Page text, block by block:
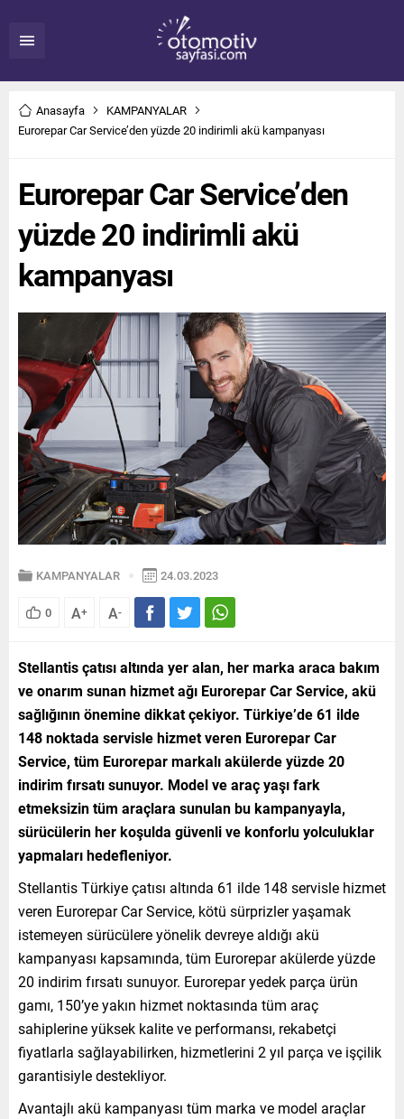
Anasayfa
KAMPANYALAR
Eurorepar Car Service’den yüzde 20 indirimli akü kampanyası
Eurorepar Car Service’den
yüzde 20 indirimli akü
kampanyası
KAMPANYALAR 24.03.2023
0 A+ A-
Stellantis çatısı altında yer alan, her marka araca bakım
ve onarım sunan hizmet ağı Eurorepar Car Service, akü
sağlığının önemine dikkat çekiyor. Türkiye’de 61 ilde
148 noktada servisle hizmet veren Eurorepar Car
Service, tüm Eurorepar markalı akülerde yüzde 20
indirim fırsatı sunuyor. Model ve araç yaşı fark
etmeksizin tüm araçlara sunulan bu kampanyayla,
sürücülerin her koşulda güvenli ve konforlu yolculuklar
yapmaları hedefleniyor.
Stellantis Türkiye çatısı altında 61 ilde 148 servisle hizmet
veren Eurorepar Car Service, kötü sürprizler yaşamak
istemeyen sürücülere yönelik devreye aldığı akü
kampanyası kapsamında, tüm Eurorepar akülerde yüzde
20 indirim fırsatı sunuyor. Eurorepar yedek parça ürün
gamı, 150’ye yakın hizmet noktasında tüm araç
sahiplerine yüksek kalite ve performansı, rekabetçi
fiyatlarla sağlayabilirken, hizmetlerini 2 yıl parça ve işçilik
garantisiyle destekliyor.
Avantajlı akü kampanyası tüm marka ve model araçlar